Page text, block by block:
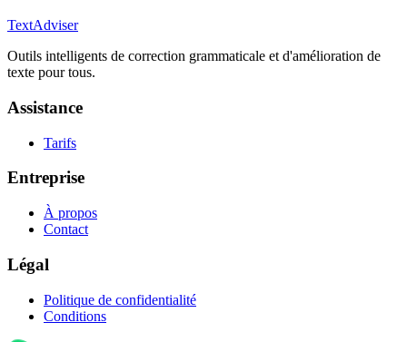
TextAdviser
Outils intelligents de correction grammaticale et d'amélioration de
texte pour tous.
Assistance
Tarifs
Entreprise
À propos
Contact
Légal
Politique de confidentialité
Conditions